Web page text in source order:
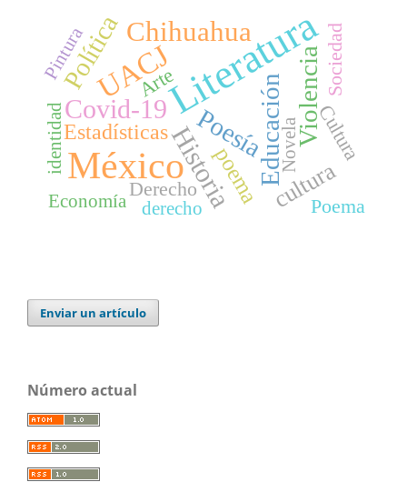
Literatura
México
UACJ
Chihuahua
Historia
Covid-19 Poesía Violencia
Educación
Política
cultura
poema
Estadísticas Cultura
Poema
Arte Sociedad
Derecho
derecho
identidad
Economía
Pintura
Novela
Enviar un artículo
Número actual